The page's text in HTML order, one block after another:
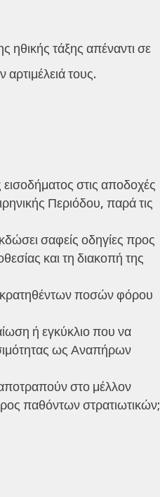
ηθικής τάξης απέναντι σε
τους.
στις αποδοχές
Περιόδου, παρά τις
σαφείς οδηγίες προς
και τη διακοπή της
ποσών φόρου
ή εγκύκλιο που να
ως Αναπήρων
στο μέλλον
παθόντων στρατιωτικών;